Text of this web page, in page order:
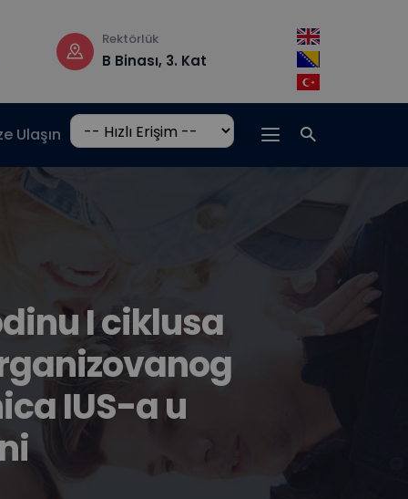
Pzt-Cm: 08:30 –
17:00
Adres
Hrasnička
15, 71210
Ulaşın
I ciklusa
IUS-a u